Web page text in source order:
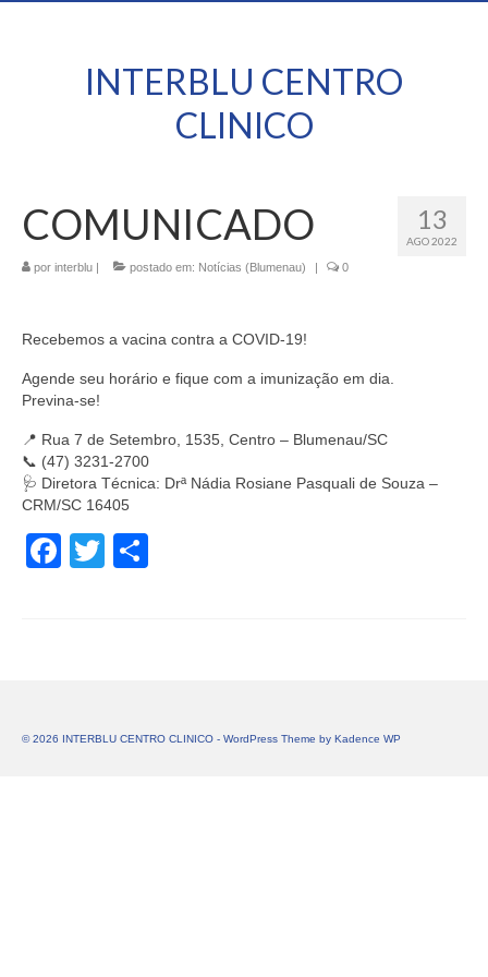
INTERBLU CENTRO
CLINICO
13
AGO 2022
COMUNICADO
por interblu | postado em: Notícias (Blumenau) | 0
Recebemos a vacina contra a COVID-19!
Agende seu horário e fique com a imunização em dia.
Previna-se!
📍 Rua 7 de Setembro, 1535, Centro – Blumenau/SC
📞 (47) 3231-2700
🩺 Diretora Técnica: Drª Nádia Rosiane Pasquali de Souza –
CRM/SC 16405
Facebook
Twitter
© 2026 INTERBLU CENTRO CLINICO - WordPress Theme by Kadence WP